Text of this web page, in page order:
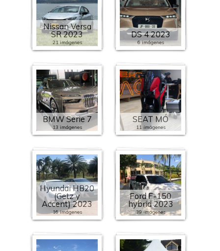
Nissan Versa
SR 2023
21 imágenes
DS 4 2023
6 imágenes
BMW Serie 7
13 imágenes
SEAT MÓ
11 imágenes
Hyundai HB20
(Getz y
Accent) 2023
16 imágenes
Ford F-150
hybrid 2023
39 imágenes